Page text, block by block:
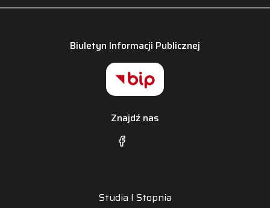
Biuletyn Informacji Publicznej
Znajdź nas
Studia I Stopnia